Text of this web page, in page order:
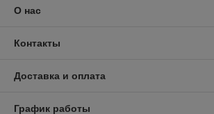
О нас
Контакты
Доставка и оплата
График работы